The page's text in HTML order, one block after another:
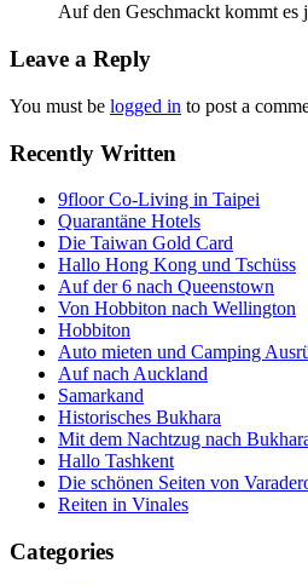
Auf den Geschmackt kommt es
Leave a Reply
You must be logged in to post a
Recently Written
9floor Co-Living in Taipei
Quarantäne Hotels
Die Taiwan Gold Card
Hallo Hong Kong und Tschüss
Auf der 6 nach Queenstown
Von Hobbiton nach Wellington
Hobbiton
Auto mieten und Camping
Auf nach Auckland
Samarkand
Historisches Bukhara
Mit dem Nachtzug nach
Hallo Tashkent
Die schönen Seiten von
Reiten in Vinales
Categories